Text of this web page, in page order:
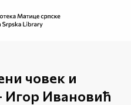
човек и
Игор Ивановић